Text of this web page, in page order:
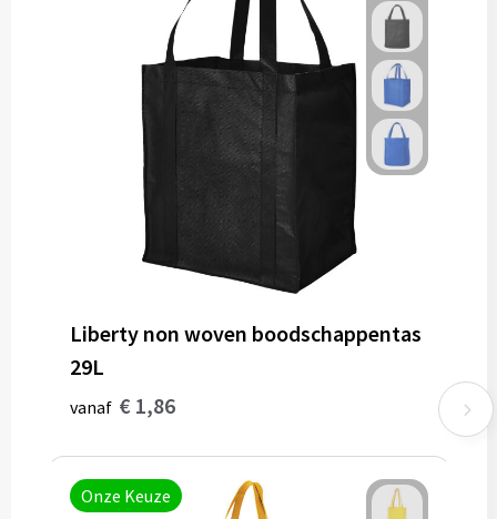
Liberty non woven boodschappentas
29L
vanaf € 1,86
Onze Keuze